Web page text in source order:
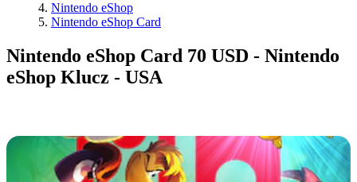
Nintendo eShop
Nintendo eShop Card
Nintendo eShop Card 70 USD - Nintendo
eShop Klucz - USA